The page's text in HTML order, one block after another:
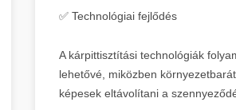
✅ Technológiai fejlődés
A kárpittisztítási technológiák
lehetővé, miközben
képesek eltávolítani a